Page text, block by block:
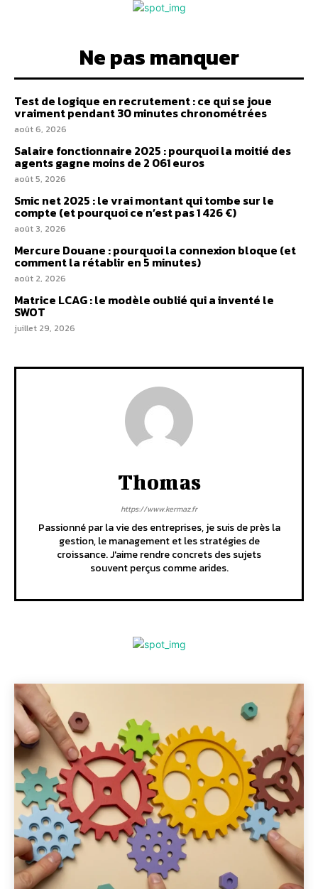
Ne pas manquer
Test de logique en recrutement : ce qui se joue
vraiment pendant 30 minutes chronométrées
août 6, 2026
Salaire fonctionnaire 2025 : pourquoi la moitié des
agents gagne moins de 2 061 euros
août 5, 2026
Smic net 2025 : le vrai montant qui tombe sur le
compte (et pourquoi ce n’est pas 1 426 €)
août 3, 2026
Mercure Douane : pourquoi la connexion bloque (et
comment la rétablir en 5 minutes)
août 2, 2026
Matrice LCAG : le modèle oublié qui a inventé le
SWOT
juillet 29, 2026
Thomas
https://www.kermaz.fr
Passionné par la vie des entreprises, je suis de près la
gestion, le management et les stratégies de
croissance. J'aime rendre concrets des sujets
souvent perçus comme arides.